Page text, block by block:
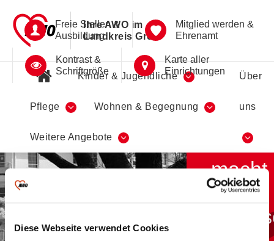
Diese Webseite verwendet Cookies
Ihre AWO im
Landkreis Greiz
Freie Stellen &
Ausbildung
Mitglied werden &
Ehrenamt
Kontrast &
Schriftgröße
Karte aller
Einrichtungen
Kinder & Jugendliche
Pflege Wohnen & Begegnung
Weitere Angebote
Über
uns
Herz
macht
den